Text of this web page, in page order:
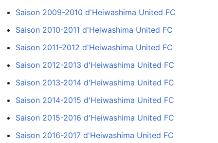
Saison 2009-2010 d'Heiwashima United FC
Saison 2010-2011 d'Heiwashima United FC
Saison 2011-2012 d'Heiwashima United FC
Saison 2012-2013 d'Heiwashima United FC
Saison 2013-2014 d'Heiwashima United FC
Saison 2014-2015 d'Heiwashima United FC
Saison 2015-2016 d'Heiwashima United FC
Saison 2016-2017 d'Heiwashima United FC